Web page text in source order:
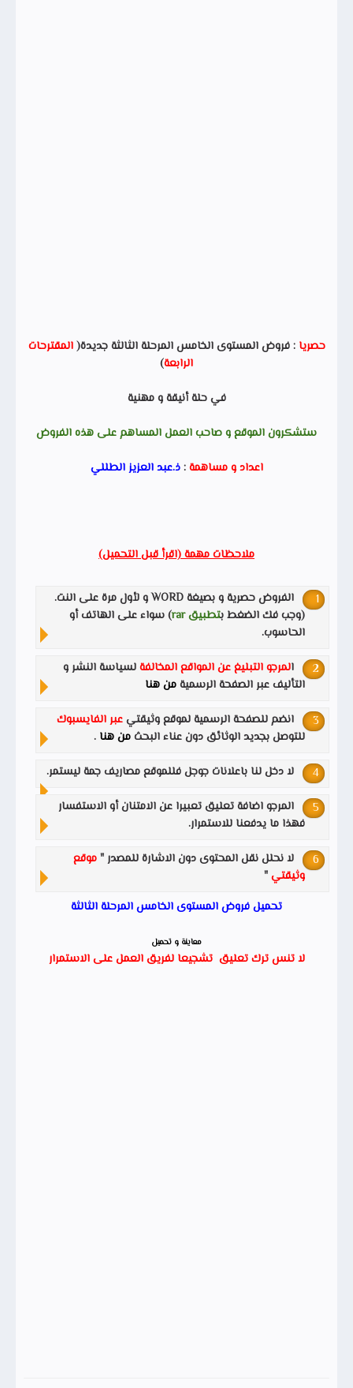
حصريا : فروض المستوى الخامس المرحلة الثالثة جديدة(المقترحات
الرابعة)
في حلة أنيقة و مهنية
ستشكرون الموقع و صاحب العمل المساهم على هذه الفروض
اعداد و مساهمة:ذ.عبد العزيز الطللي
ملاحظات مهمة (اقرأ قبل التحميل)
الفروض حصرية و بصيغة WORD و لأول مرة على النت.
(وجب فك الضغط بتطبيق rar
) سواء على الهاتف أو
الحاسوب.
المرجو التبليغ عن المواقع المخالفةلسياسة النشر و
التأليف عبر الصفحة الرسميةمن هنا
انضم للصفحة الرسمية لموقع وثيقتيعبر الفايسبوك
للتوصل بجديد الوثائق دون عناء البحثمن هنا .
لا دخل لنا باعلانات جوجل فللموقع مصاريف جمة ليستمر.
المرجو اضافة تعليق تعبيرا عن الامتنان أو الاستفسار
فهذا ما يدفعنا للاستمرار.
لا نحلل نقل المحتوى دون الاشارة للمصدر "موقع
وثيقتي"
تحميل فروض المستوى الخامس المرحلة الثالثة
معاينة و تحميل
لا تنس ترك تعليق تشجيعا لفريق العمل على الاستمرار